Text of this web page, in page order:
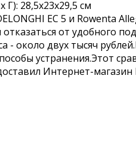
28,5х23х29,5 см
EC 5 и Rowenta
от удобного
- около двух тысяч
устранения.Этот
Интернет-